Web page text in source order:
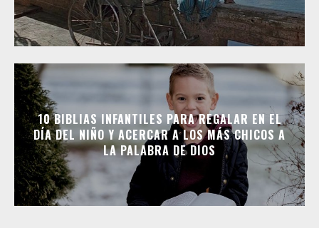
10 BIBLIAS INFANTILES PARA REGALAR EN EL
DÍA DEL NIÑO Y ACERCAR A LOS MÁS CHICOS A
LA PALABRA DE DIOS